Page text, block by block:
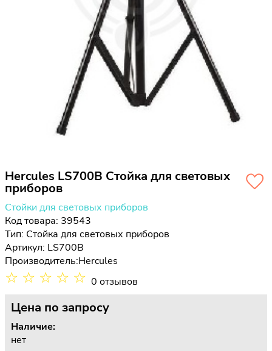
Hercules LS700B Стойка для световых
приборов
Стойки для световых приборов
Код товара: 39543
Тип: Стойка для световых приборов
Артикул: LS700B
Производитель:Hercules
☆ ☆ ☆ ☆ ☆ 0 отзывов
Цена по запросу
Наличие:
нет